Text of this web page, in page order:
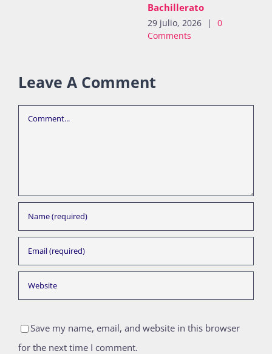
Bachillerato
29 julio, 2026 |
0
Comments
Leave A Comment
Comment
Save my name, email, and website in this browser
for the next time I comment.